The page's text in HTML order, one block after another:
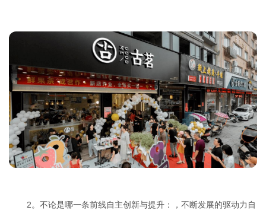
2。不论是哪一条前线自主创新与提升：，不断发展的驱动力自